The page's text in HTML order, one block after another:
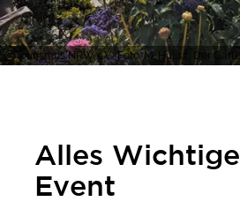
Tourismus NRW e.V., Foto: M. Hulisz, Der
Alles
Event